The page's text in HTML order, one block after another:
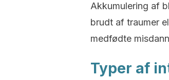
Akkumulering af
brudt af traumer
medfødte
Typer af